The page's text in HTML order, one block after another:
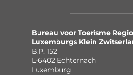
Bureau voor Toerisme
Luxemburgs Klein
B.P. 152
L-6402 Echternach
Luxemburg